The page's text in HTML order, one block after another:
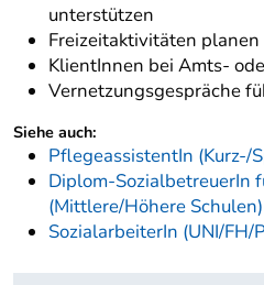
unterstützen
Freizeitaktivitäten
KlientInnen bei Amts-
Vernetzungsgespräche
Siehe auch:
PflegeassistentIn (Kurz-/
Diplom-SozialbetreuerIn
(Mittlere/Höhere Schulen)
SozialarbeiterIn (UNI/FH/